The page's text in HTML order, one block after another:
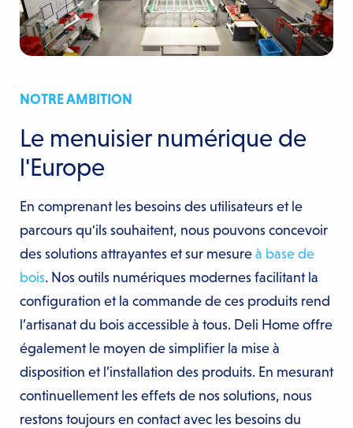
NOTRE AMBITION
Le menuisier numérique de
l'Europe
En comprenant les besoins des utilisateurs et le
parcours qu'ils souhaitent, nous pouvons concevoir
des solutions attrayantes et sur mesure à base de
bois. Nos outils numériques modernes facilitant la
configuration et la commande de ces produits rend
l’artisanat du bois accessible à tous. Deli Home offre
également le moyen de simplifier la mise à
disposition et l’installation des produits. En mesurant
continuellement les effets de nos solutions, nous
restons toujours en contact avec les besoins du